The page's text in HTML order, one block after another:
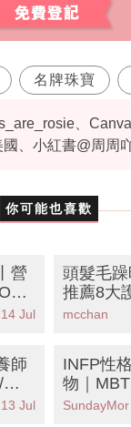
名牌珠寶
、Canva
、小紅書@周周
官網圖片
你可能也喜歡
營
肚
食
頭髮毛
推薦8大
物清單丨
光澤！
mcchan
師
鋅/
INFP性
物｜
稱為「